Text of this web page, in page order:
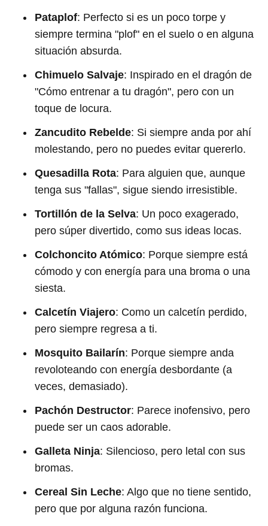
Pataplof: Perfecto si es un poco torpe y
siempre termina "plof" en el suelo o en alguna
situación absurda.
Chimuelo Salvaje: Inspirado en el dragón de
"Cómo entrenar a tu dragón", pero con un
toque de locura.
Zancudito Rebelde: Si siempre anda por ahí
molestando, pero no puedes evitar quererlo.
Quesadilla Rota: Para alguien que, aunque
tenga sus "fallas", sigue siendo irresistible.
Tortillón de la Selva: Un poco exagerado,
pero súper divertido, como sus ideas locas.
Colchoncito Atómico: Porque siempre está
cómodo y con energía para una broma o una
siesta.
Calcetín Viajero: Como un calcetín perdido,
pero siempre regresa a ti.
Mosquito Bailarín: Porque siempre anda
revoloteando con energía desbordante (a
veces, demasiado).
Pachón Destructor: Parece inofensivo, pero
puede ser un caos adorable.
Galleta Ninja: Silencioso, pero letal con sus
bromas.
Cereal Sin Leche: Algo que no tiene sentido,
pero que por alguna razón funciona.